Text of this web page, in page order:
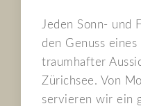
Jeden Sonn- und
den Genuss
traumhafter
Zürichsee. Von
servieren wir ein